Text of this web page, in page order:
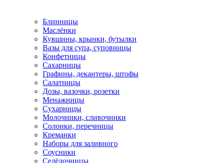
Блинницы
Маслёнки
Кувшины, крынки, бутылки
Вазы для супа, суповницы
Конфетницы
Сахарницы
Графины, декантеры, штофы
Салатницы
Дозы, вазочки, розетки
Менажницы
Сухарницы
Молочники, сливочники
Солонки, перечницы
Креманки
Наборы для заливного
Соусники
Селёдочницы